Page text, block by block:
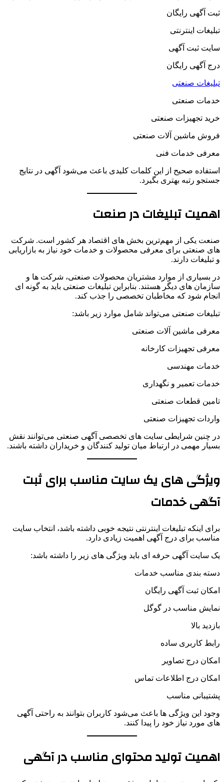
ثبت آگهی رایگان
تبلیغات اینترنتی
سایت ثبت آگهی
درج آگهی رایگان
تبلیغات صنعتی
خدمات صنعتی
خرید تجهیزات صنعتی
فروش ماشین آلات صنعتی
معرفی خدمات فنی
استفاده صحیح از این کلمات کلیدی باعث می‌شود آگهی در نتایج
جستجو رتبه بهتری بگیرد.
اهمیت تبلیغات در صنعت
صنعت یکی از مهم‌ترین بخش های اقتصاد هر کشور است. شرکت
های صنعتی برای معرفی محصولات و خدمات خود نیاز به بازاریابی
و تبلیغات دارند.
در بسیاری از موارد مشتریان محصولات صنعتی، شرکت ها و
سازمان های دیگر هستند. بنابراین تبلیغات صنعتی باید به گونه ای
انجام شود که مخاطبان تخصصی را جذب کند.
تبلیغات صنعتی می‌تواند شامل موارد زیر باشد:
معرفی ماشین آلات صنعتی
معرفی تجهیزات کارخانه
خدمات مهندسی
خدمات تعمیر و نگهداری
تامین قطعات صنعتی
واردات تجهیزات صنعتی
در چنین شرایطی سایت های تخصصی آگهی صنعتی می‌توانند نقش
بسیار مهمی در ارتباط میان تولید کنندگان و خریداران داشته باشند.
ویژگی های یک سایت مناسب برای ثبت
آگهی خدمات
برای اینکه تبلیغات اینترنتی نتیجه خوبی داشته باشد، انتخاب سایت
مناسب برای درج آگهی اهمیت زیادی دارد.
یک سایت آگهی حرفه ای باید ویژگی های زیر را داشته باشد:
دسته بندی مناسب خدمات
امکان ثبت آگهی رایگان
نمایش مناسب در گوگل
بازدید بالا
رابط کاربری ساده
امکان درج تصاویر
امکان درج اطلاعات تماس
پشتیبانی مناسب
وجود این ویژگی ها باعث می‌شود کاربران بتوانند به راحتی آگهی
های مورد نیاز خود را پیدا کنند.
اهمیت تولید محتوای مناسب در آگهی